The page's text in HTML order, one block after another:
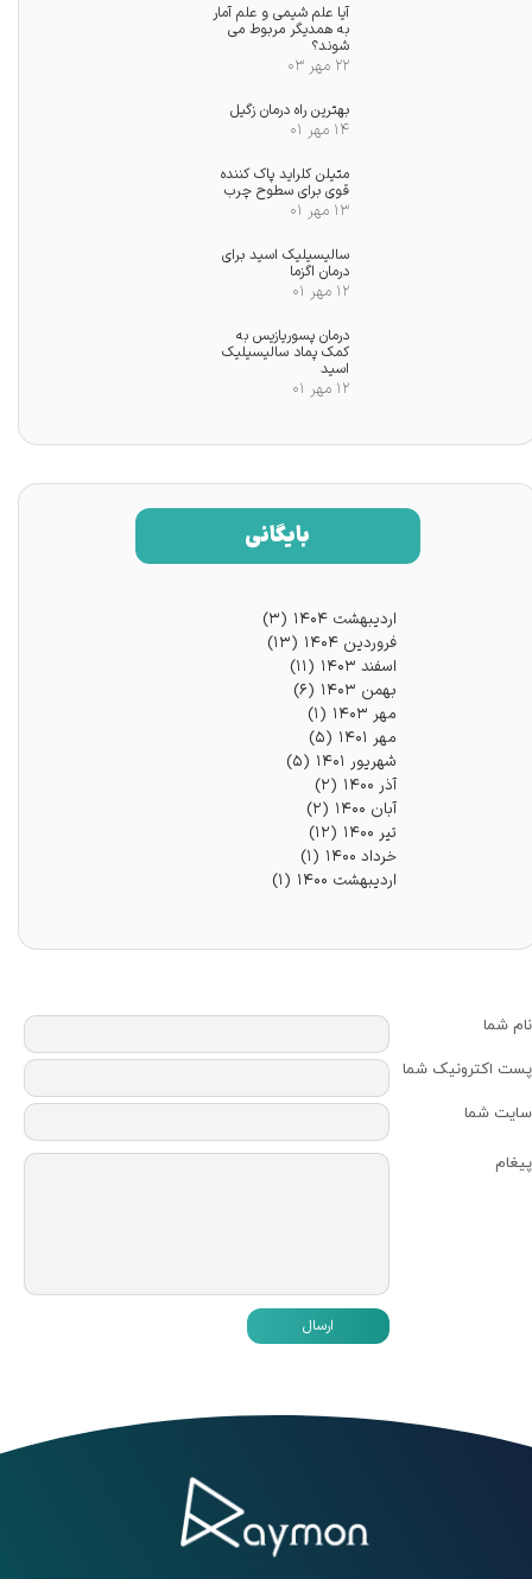
نام شما
پست اکترونیک شما
سایت شما
پیغام
ارسال
آیا علم شیمی و علم آمار
به همدیگر مربوط می
شوند؟
۲۲ مهر ۰۳
بهترین راه درمان زگیل
۱۴ مهر ۰۱
متیلن کلراید پاک کننده
قوی برای سطوح چرب
۱۳ مهر ۰۱
سالیسیلیک اسید برای
درمان اگزما
۱۲ مهر ۰۱
درمان پسوریازیس به
کمک پماد سالیسیلیک
اسید
۱۲ مهر ۰۱
بایگانی
اردیبهشت ۱۴۰۴
(۳)
فروردین ۱۴۰۴
(۱۳)
اسفند ۱۴۰۳
(۱۱)
بهمن ۱۴۰۳
(۶)
مهر ۱۴۰۳
(۱)
مهر ۱۴۰۱
(۵)
شهریور ۱۴۰۱
(۵)
آذر ۱۴۰۰
(۲)
آبان ۱۴۰۰
(۲)
تیر ۱۴۰۰
(۱۲)
خرداد ۱۴۰۰
(۱)
اردیبهشت ۱۴۰۰
(۱)